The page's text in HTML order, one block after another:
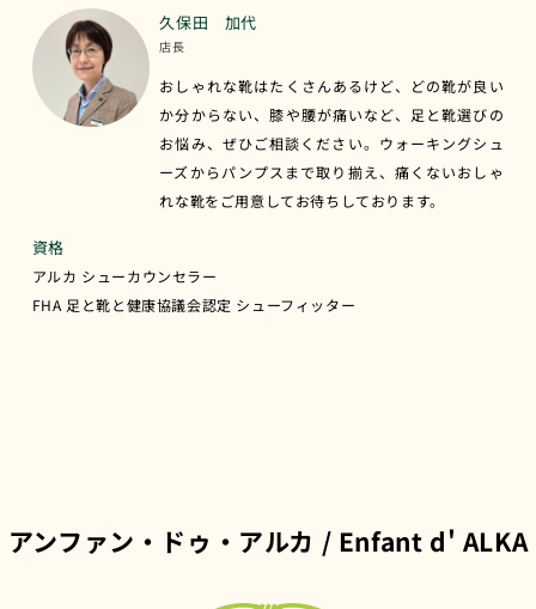
久保田 加代
店長
おしゃれな靴はたくさんあるけど、どの靴が良い
か分からない、膝や腰が痛いなど、足と靴選びの
お悩み、ぜひご相談ください。ウォーキングシュ
ーズからパンプスまで取り揃え、痛くないおしゃ
れな靴をご用意してお待ちしております。
資格
アルカ シューカウンセラー
FHA 足と靴と健康協議会認定 シューフィッター
アンファン・ドゥ・アルカ / Enfant d' ALKA